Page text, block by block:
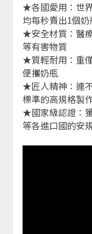
★各國愛用：世
均每秒賣出1個奶
★安全材質：醫
等有害物質
★質輕耐用：重
便攜奶瓶
★匠人精神：連
標準的高規格製
★國家級認證：
等各進口國的安